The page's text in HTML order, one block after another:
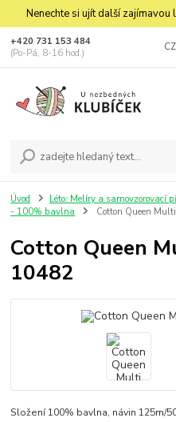
Nenechte si ujít další
+420 731 153 484
(Po-Pá, 8-16 hod.)
Úvod Léto: Melíry a samovzorovací
- 100% bavlna
Cotton Queen
Cotton Queen
10482
Složení 100% bavlna, návin 125m/